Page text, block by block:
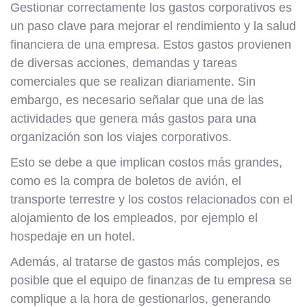
Gestionar correctamente los gastos corporativos es
un paso clave para mejorar el rendimiento y la salud
financiera de una empresa. Estos gastos provienen
de diversas acciones, demandas y tareas
comerciales que se realizan diariamente. Sin
embargo, es necesario señalar que una de las
actividades que genera más gastos para una
organización son los viajes corporativos.
Esto se debe a que implican costos más grandes,
como es la compra de boletos de avión, el
transporte terrestre y los costos relacionados con el
alojamiento de los empleados, por ejemplo el
hospedaje en un hotel.
Además, al tratarse de gastos más complejos, es
posible que el equipo de finanzas de tu empresa se
complique a la hora de gestionarlos, generando